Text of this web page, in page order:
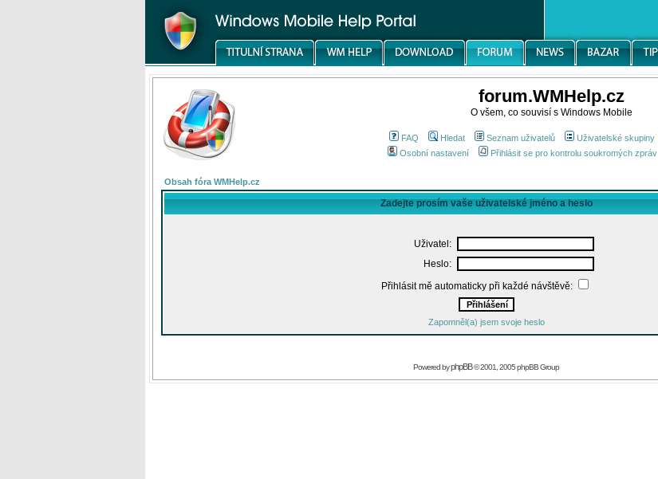
forum.WMHelp.cz
O všem, co souvisí s Windows Mobile
FAQ Hledat Seznam uživatelů Uživatelské skupiny
Osobní nastavení
Přihlásit se pro kontrolu soukromých zpráv
Obsah fóra WMHelp.cz
Zadejte prosím vaše uživatelské jméno a heslo
Uživatel:
Heslo:
Přihlásit mě automaticky při každé návštěvě:
Zapomněl(a) jsem svoje heslo
Powered byphpBB© 2001, 2005 phpBB Group